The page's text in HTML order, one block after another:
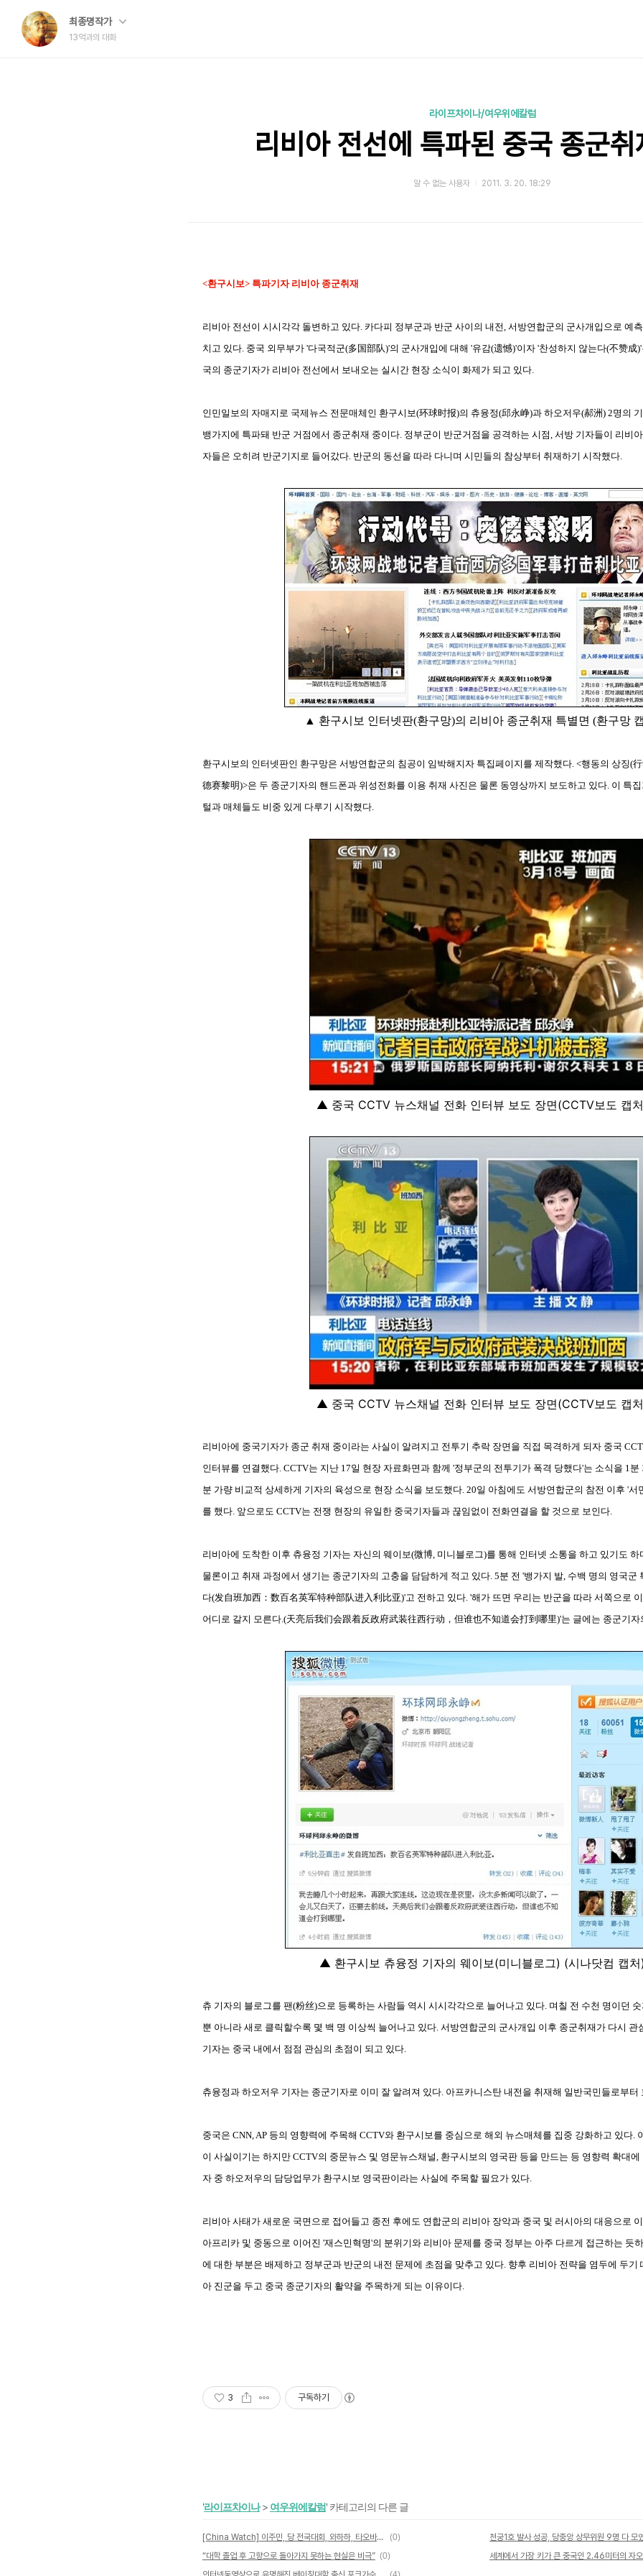
최종명작가
13억과의 대화
라이프차이나/여우위에칼럼
리비아 전선에 특파된 중국 종군
알 수 없는 사용자 2011. 3. 20. 18:29
<환구시보> 특파기자 리비아 종군취재
리비아 전선이 시시각각 돌변하고 있다. 카다피 정부군과 반군 사이의 내전, 서방연합군의 군사개입으로 예
치고 있다. 중국 외무부가 '다국적군(多国部队)'의 군사개입에 대해 '유감(遗憾)'이자 '찬성하지 않는다(不赞成
국의 종군기자가 리비아 전선에서 보내오는 실시간 현장 소식이 화제가 되고 있다.
인민일보의 자매지로 국제뉴스 전문매체인 환구시보(环球时报)의 츄융정(邱永峥)과 하오저우(郝洲) 2명의
뱅가지에 특파돼 반군 거점에서 종군취재 중이다. 정부군이 반군거점을 공격하는 시점, 서방 기자들이 리비
자들은 오히려 반군기지로 들어갔다. 반군의 동선을 따라 다니며 시민들의 참상부터 취재하기 시작했다.
▲ 환구시보 인터넷판(환구망)의 리비아 종군취재 특별면 (환구망
환구시보의 인터넷판인 환구망은 서방연합군의 침공이 임박해지자 특집페이지를 제작했다. <행동의 상징(
德赛黎明)>은 두 종군기자의 핸드폰과 위성전화를 이용 취재 사진은 물론 동영상까지 보도하고 있다. 이 특
털과 매체들도 비중 있게 다루기 시작했다.
▲ 중국 CCTV 뉴스채널 전화 인터뷰 보도 장면(CCTV보도 캡
▲ 중국 CCTV 뉴스채널 전화 인터뷰 보도 장면(CCTV보도 캡
리비아에 중국기자가 종군 취재 중이라는 사실이 알려지고 전투기 추락 장면을 직접 목격하게 되자 중국
인터뷰를 연결했다. CCTV는 지난 17일 현장 자료화면과 함께 '정부군의 전투기가 폭격 당했다'는 소식을 1
분 가량 비교적 상세하게 기자의 육성으로 현장 소식을 보도했다. 20일 아침에도 서방연합군의 참전 이후 '서
를 했다. 앞으로도 CCTV는 전쟁 현장의 유일한 중국기자들과 끊임없이 전화연결을 할 것으로 보인다.
리비아에 도착한 이후 츄융정 기자는 자신의 웨이보(微博, 미니블로그)를 통해 인터넷 소통을 하고 있기도
물론이고 취재 과정에서 생기는 종군기자의 고충을 담담하게 적고 있다. 5분 전 '뱅가지 발, 수백 명의 영국군
다(发自班加西：数百名英军特种部队进入利比亚)'고 전하고 있다. '해가 뜨면 우리는 반군을 따라 서쪽으로
어디로 갈지 모른다.(天亮后我们会跟着反政府武装往西行动，但谁也不知道会打到哪里)'는 글에는 종군기
▲ 환구시보 츄융정 기자의 웨이보(미니블로그) (시나닷컴 캡
츄 기자의 블로그를 팬(粉丝)으로 등록하는 사람들 역시 시시각각으로 늘어나고 있다. 며칠 전 수천 명이던
뿐 아니라 새로 클릭할수록 몇 백 명 이상씩 늘어나고 있다. 서방연합군의 군사개입 이후 종군취재가 다시 관
기자는 중국 내에서 점점 관심의 초점이 되고 있다.
츄융정과 하오저우 기자는 종군기자로 이미 잘 알려져 있다. 아프카니스탄 내전을 취재해 일반국민들로부터
중국은 CNN, AP 등의 영향력에 주목해 CCTV와 환구시보를 중심으로 해외 뉴스매체를 집중 강화하고 있다.
이 사실이기는 하지만 CCTV의 중문뉴스 및 영문뉴스채널, 환구시보의 영국판 등을 만드는 등 영향력 확대
자 중 하오저우의 담당업무가 환구시보 영국판이라는 사실에 주목할 필요가 있다.
리비아 사태가 새로운 국면으로 접어들고 종전 후에도 연합군의 리비아 장악과 중국 및 러시아의 대응으로
아프리카 및 중동으로 이어진 '재스민혁명'의 분위기와 리비아 문제를 중국 정부는 아주 다르게 접근하는 듯
에 대한 부분은 배제하고 정부군과 반군의 내전 문제에 초점을 맞추고 있다. 향후 리비아 전략을 염두에 두기
아 진군을 두고 중국 종군기자의 활약을 주목하게 되는 이유이다.
3 구독하기
'라이프차이나> 여우위에칼럼' 카테고리의 다른 글
[China Watch] 이주민, 당 전국대회, 와하하, 타오바오, 보장방 (0)
천궁1호 발사 성공, 당중앙 상무위원 9명 다 모
“대학 졸업 후 고향으로 돌아가지 못하는 현실은 비극” (0)
세계에서 가장 키가 큰 중국인 2.46미터의 자